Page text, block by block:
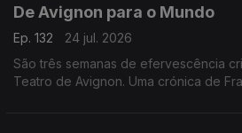
De Avignon para o Mundo
Ep. 132
24 jul. 2026
São três semanas de efervescência
Teatro de Avignon. Uma crónica de